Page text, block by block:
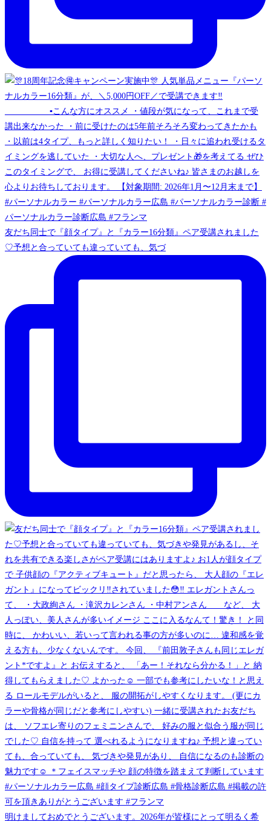
友だち同士で『顔タイプ』と『カラー16分類』ペア受講されました
♡予想と合っていても違っていても、気づ
明けましておめでとうございます。2026年が皆様にとって明るく希